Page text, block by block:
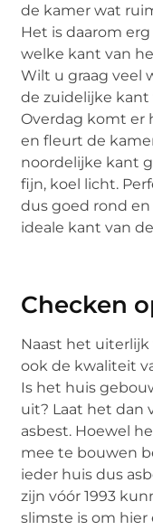
de kamer wat
Het is daarom
welke kant van
Wilt u graag veel
de zuidelijke
Overdag komt er
en fleurt de
noordelijke kant
fijn, koel licht.
dus goed rond
ideale kant van
Checken
Naast het
ook de kwaliteit
Is het huis
uit? Laat het dan
asbest. Hoewel
mee te bouwen
ieder huis dus
zijn vóór 1993
slimste is om hier